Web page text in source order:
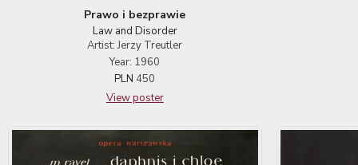
Prawo i bezprawie
Law and Disorder
Artist: Jerzy Treutler
Year: 1960
PLN 450
View poster